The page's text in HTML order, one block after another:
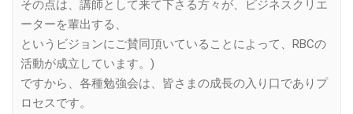
その点は、講師として来て下さる方々が、ビジネスクリエ
ーターを輩出する、
というビジョンにご賛同頂いていることによって、RBCの
活動が成立しています。)
ですから、各種勉強会は、皆さまの成長の入り口でありプ
ロセスです。